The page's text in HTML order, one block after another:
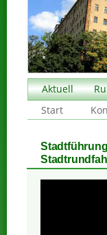
Aktuell
Start